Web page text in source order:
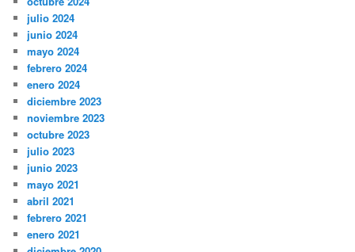
julio 2024
junio 2024
mayo 2024
febrero 2024
enero 2024
diciembre 2023
noviembre 2023
octubre 2023
julio 2023
junio 2023
mayo 2021
abril 2021
febrero 2021
enero 2021